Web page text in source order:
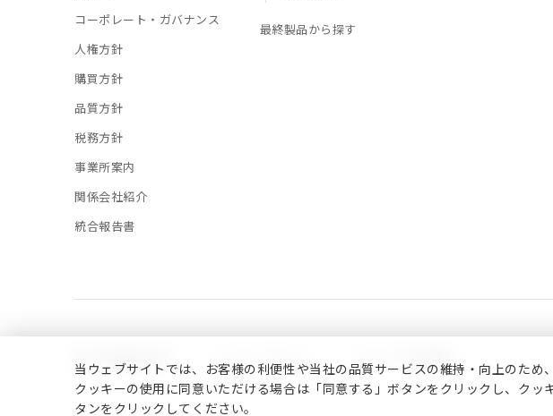
コーポレート・ガバナンス
人権方針
購買方針
品質方針
税務方針
事業所案内
関係会社紹介
統合報告書
最終製品から探す
当ウェブサイトでは、お客様の利便性や当社の品質サービスの維持・向上のため
クッキーの使用に同意いただける場合は「同意する」ボタンをクリックし、ク
タンをクリックしてください。